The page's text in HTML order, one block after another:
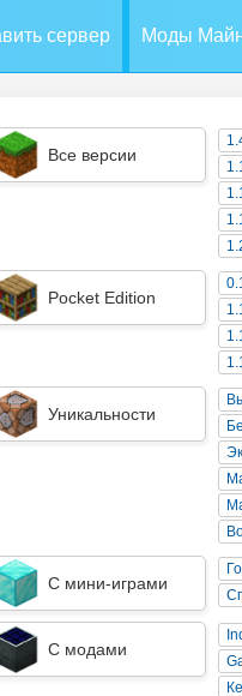
сервер Моды
Все версии
Pocket Edition
Уникальности
С мини-играми
С модами